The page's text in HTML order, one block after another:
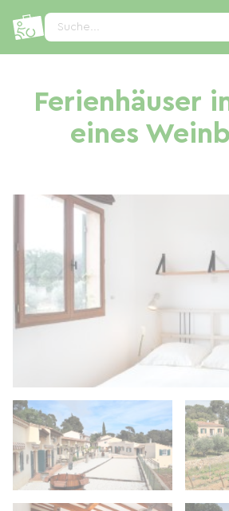
Suche...
Ferienhäuser
eines
Cookie-Einstellungen